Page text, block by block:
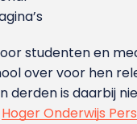
studenten en
over voor hen
is daarbij
Hoger Onderwijs